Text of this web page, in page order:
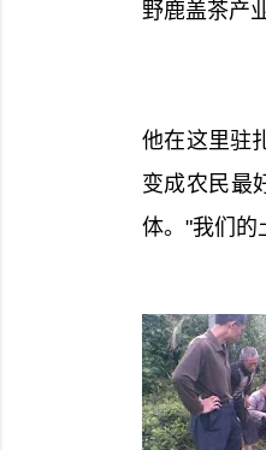
野鹿盖茶产
他在这里驻
变成农民最
体。"我们的